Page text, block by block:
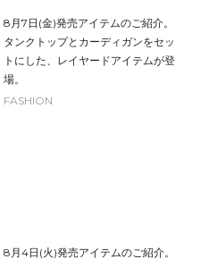
8月7日(金)発売アイテムのご紹介。
タンクトップとカーディガンをセッ
トにした、レイヤードアイテムが登
場。
FASHION
8月4日(火)発売アイテムのご紹介。